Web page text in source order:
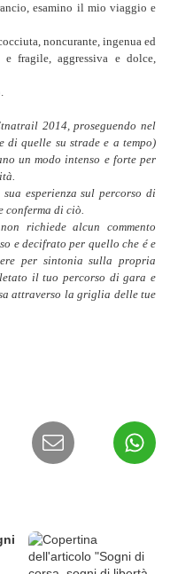
esamino il mio viaggio e
noncurante, ingenua ed
e fragile, aggressiva e dolce,
2014, proseguendo nel
di quelle su strade e a tempo)
un modo intenso e forte per
esperienza sul percorso di
conferma di ciò.
richiede alcun commento
e decifrato per quello che é e
per sintonia sulla propria
il tuo percorso di gara e
attraverso la griglia delle tue